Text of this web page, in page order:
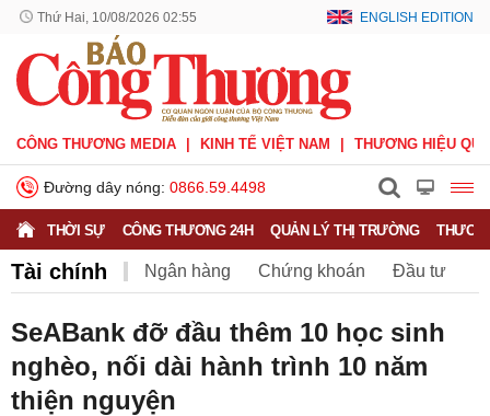
Thứ Hai, 10/08/2026 02:55 ENGLISH EDITION
CÔNG THƯƠNG MEDIA KINH TẾ VIỆT NAM THƯƠNG HIỆU
Đường dây nóng: 0866.59.4498
THỜI SỰ CÔNG THƯƠNG 24H QUẢN LÝ THỊ TRƯỜNG
Tài chính Ngân hàng Chứng khoán Đầu tư
SeABank đỡ đầu thêm 10 học sinh
nghèo, nối dài hành trình 10 năm
thiện nguyện